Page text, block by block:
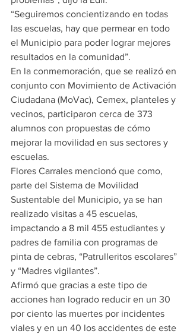
“Seguiremos concientizando en todas
las escuelas, hay que permear en todo
el Municipio para poder lograr mejores
resultados en la comunidad”.
En la conmemoración, que se realizó en
conjunto con Movimiento de Activación
Ciudadana (MoVac), Cemex, planteles y
vecinos, participaron cerca de 373
alumnos con propuestas de cómo
mejorar la movilidad en sus sectores y
escuelas.
Flores Carrales mencionó que como,
parte del Sistema de Movilidad
Sustentable del Municipio, ya se han
realizado visitas a 45 escuelas,
impactando a 8 mil 455 estudiantes y
padres de familia con programas de
pinta de cebras, “Patrulleritos escolares”
y “Madres vigilantes”.
Afirmó que gracias a este tipo de
acciones han logrado reducir en un 30
por ciento las muertes por incidentes
viales y en un 40 los accidentes de este